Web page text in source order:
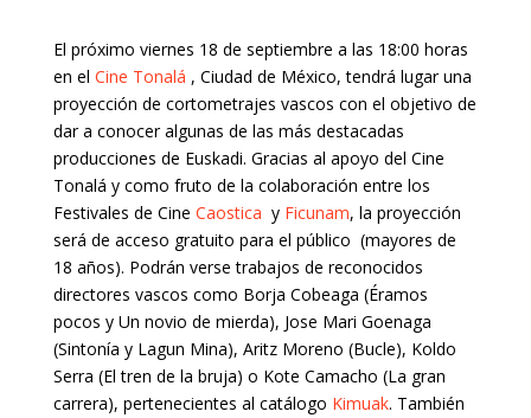
El próximo viernes 18 de septiembre a las 18:00 horas
en el Cine Tonalá , Ciudad de México, tendrá lugar una
proyección de cortometrajes vascos con el objetivo de
dar a conocer algunas de las más destacadas
producciones de Euskadi. Gracias al apoyo del Cine
Tonalá y como fruto de la colaboración entre los
Festivales de Cine Caostica y Ficunam, la proyección
será de acceso gratuito para el público (mayores de
18 años). Podrán verse trabajos de reconocidos
directores vascos como Borja Cobeaga (Éramos
pocos y Un novio de mierda), Jose Mari Goenaga
(Sintonía y Lagun Mina), Aritz Moreno (Bucle), Koldo
Serra (El tren de la bruja) o Kote Camacho (La gran
carrera), pertenecientes al catálogo Kimuak. También